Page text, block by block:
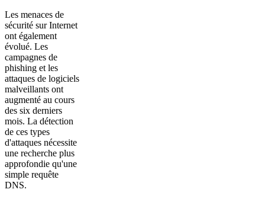
Les menaces de
sécurité sur Internet
ont également
évolué. Les
campagnes de
phishing et les
attaques de logiciels
malveillants ont
augmenté au cours
des six derniers
mois. La détection
de ces types
d'attaques nécessite
une recherche plus
approfondie qu'une
simple requête
DNS.